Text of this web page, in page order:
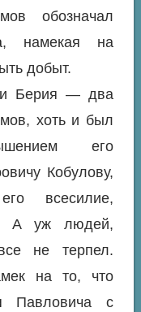
обозначал
намекая на
добыт.
и Берия — два
хоть и был
его
Кобулову,
всесилие,
А уж людей,
не терпел.
на то, что
Павловича с